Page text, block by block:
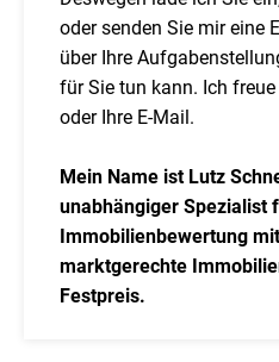
oder senden Sie mir eine
über Ihre
für Sie tun kann. Ich
oder Ihre E-Mail.
Mein Name ist Lutz
unabhängiger Spezialist
Immobilienbewertung
marktgerechte
Festpreis.